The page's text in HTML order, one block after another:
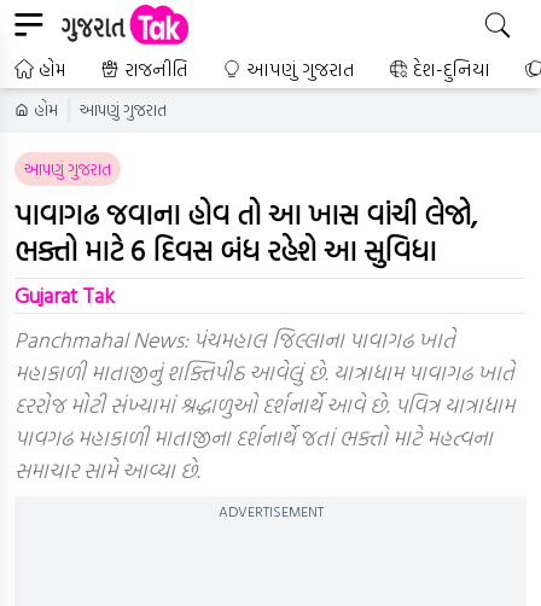
હોમ રાજનીતિ આપણું ગુજરાત દેશ-દુનિયા
હોમ આપણું ગુજરાત
આપણું ગુજરાત
પાવાગઢ જવાના હોવ તો આ ખાસ વાંચી લેજો,
ભક્તો માટે 6 દિવસ બંધ રહેશે આ સુવિધા
Gujarat Tak
Panchmahal News: પંચમહાલ જિલ્લાના પાવાગઢ ખાતે
મહાકાળી માતાજીનું શક્તિપીઠ આવેલું છે. યાત્રાધામ પાવાગઢ ખાતે
દરરોજ મોટી સંખ્યામાં શ્રદ્ધાળુઓ દર્શનાર્થે આવે છે. પવિત્ર યાત્રાધામ
પાવગઢ મહાકાળી માતાજીના દર્શનાર્થે જતાં ભક્તો માટે મહત્વના
સમાચાર સામે આવ્યા છે.
ADVERTISEMENT